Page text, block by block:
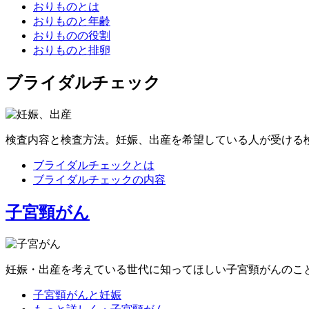
おりものとは
おりものと年齢
おりものの役割
おりものと排卵
ブライダルチェック
検査内容と検査方法。妊娠、出産を希望している人が受ける
ブライダルチェックとは
ブライダルチェックの内容
子宮頸がん
妊娠・出産を考えている世代に知ってほしい子宮頸がんのこ
子宮頸がんと妊娠